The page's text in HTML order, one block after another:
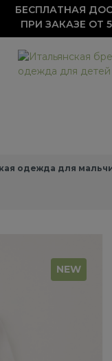
БЕСПЛАТНАЯ
ПРИ ЗАКАЗЕ ОТ
одежда для
NEW